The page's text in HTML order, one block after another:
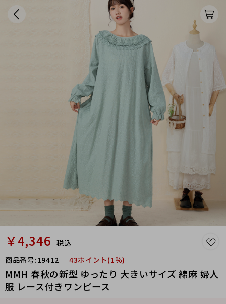
￥4,346 税込
商品番号:19412 43ポイント(1％)
MMH 春秋の新型 ゆったり 大きいサイズ 綿麻 婦人
服 レース付きワンピース